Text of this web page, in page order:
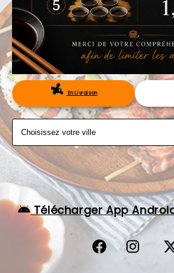
VOS AVIS
MENTIONS LÉGALES
C.G.V
RÉSERVATIONEn Livraison
Télécharger App